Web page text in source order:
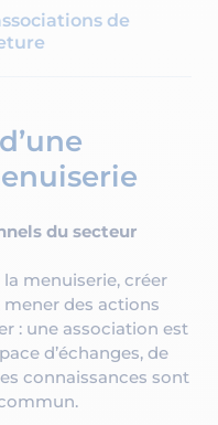
de
du secteur
menuiserie, créer
mener des actions
: une association est
d’échanges, de
connaissances sont